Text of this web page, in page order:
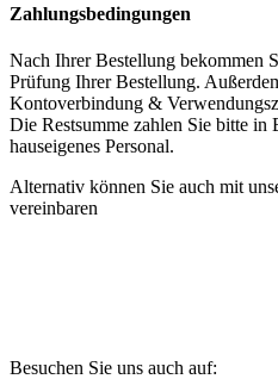
Zahlungsbedingungen
Nach Ihrer Bestellung bekommen
Prüfung Ihrer Bestellung.
Kontoverbindung &
Die Restsumme zahlen Sie bitte in
hauseigenes Personal.
Alternativ können Sie auch mit
vereinbaren
Besuchen Sie uns auch auf: